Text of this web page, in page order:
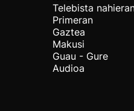
Telebista
Primeran
Gaztea
Makusi
Guau - Gure
Audioa